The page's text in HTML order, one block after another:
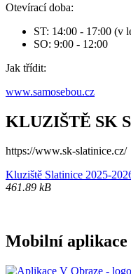
Otevírací doba:
ST: 14:00 - 17:00 (v
SO: 9:00 - 12:00
Jak třídit:
www.samosebou.cz
KLUZIŠTĚ SK
https://www.sk-slatinice.cz/
Kluziště Slatinice 2025-
461.89 kB
Mobilní aplikace